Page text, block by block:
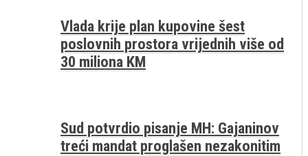
Vlada krije plan kupovine šest
poslovnih prostora vrijednih više od
30 miliona KM
Sud potvrdio pisanje MH: Gajaninov
treći mandat proglašen nezakonitim